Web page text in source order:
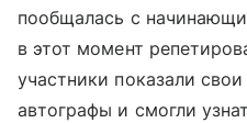
пообщалась с
в этот момент
участники показали
автографы и смогли